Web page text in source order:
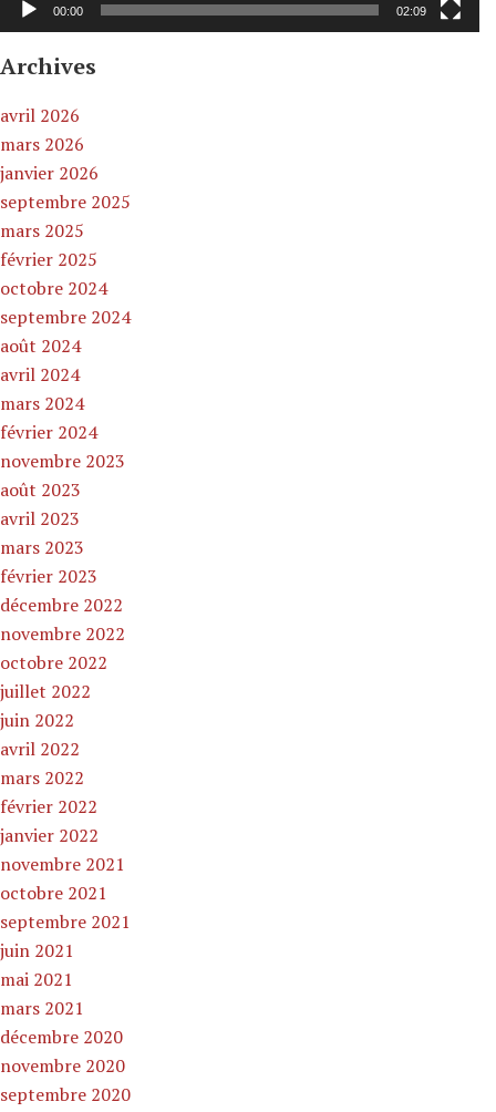
00:00 02:09
Archives
avril 2026
mars 2026
janvier 2026
septembre 2025
mars 2025
février 2025
octobre 2024
septembre 2024
août 2024
avril 2024
mars 2024
février 2024
novembre 2023
août 2023
avril 2023
mars 2023
février 2023
décembre 2022
novembre 2022
octobre 2022
juillet 2022
juin 2022
avril 2022
mars 2022
février 2022
janvier 2022
novembre 2021
octobre 2021
septembre 2021
juin 2021
mai 2021
mars 2021
décembre 2020
novembre 2020
septembre 2020